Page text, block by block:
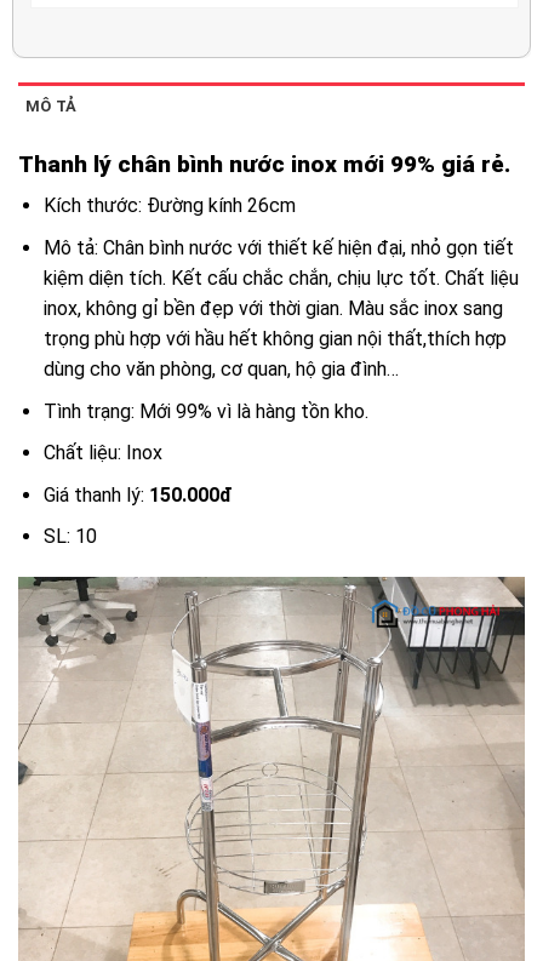
MÔ TẢ
Thanh lý chân bình nước inox mới 99% giá rẻ.
Kích thước: Đường kính 26cm
Mô tả: Chân bình nước với thiết kế hiện đại, nhỏ gọn tiết
kiệm diện tích. Kết cấu chắc chắn, chịu lực tốt. Chất liệu
inox, không gỉ bền đẹp với thời gian. Màu sắc inox sang
trọng phù hợp với hầu hết không gian nội thất,thích hợp
dùng cho văn phòng, cơ quan, hộ gia đình…
Tình trạng: Mới 99% vì là hàng tồn kho.
Chất liệu: Inox
Giá thanh lý: 150.000đ
SL: 10